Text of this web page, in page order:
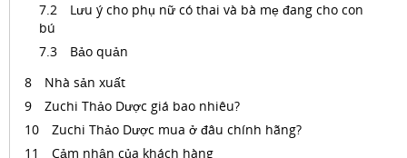
Lưu ý cho phụ nữ có thai và bà mẹ đang cho con
bú
Bảo quản
Nhà sản xuất
Zuchi Thảo Dược giá bao nhiêu?
Zuchi Thảo Dược mua ở đâu chính hãng?
Cảm nhận của khách hàng